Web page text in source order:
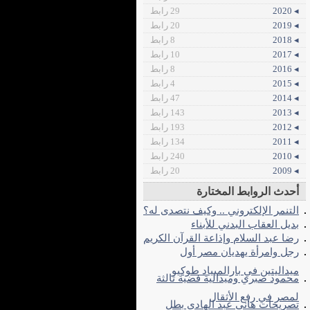
◂ 2020
29 رابط
◂ 2019
20 رابط
◂ 2018
8 رابط
◂ 2017
10 رابط
◂ 2016
8 رابط
◂ 2015
4 رابط
◂ 2014
47 رابط
◂ 2013
143 رابط
◂ 2012
193 رابط
◂ 2011
134 رابط
◂ 2010
240 رابط
◂ 2009
20 رابط
أحدث الروابط المختارة
التنمر الإلكتروني .. وكيف نتصدى له؟
بديل العقاب البدني للأبناء
رضا عبد السلام وإذاعة القرآن الكريم
رجل وامرأة يهديان مصر أول
ميداليتين في بارالمبياد طوكيو
محمود صبري وميدالية فضية ثالثة
لمصر في رفع الأثقال
تصريحات هاني عبد الهادي بطل